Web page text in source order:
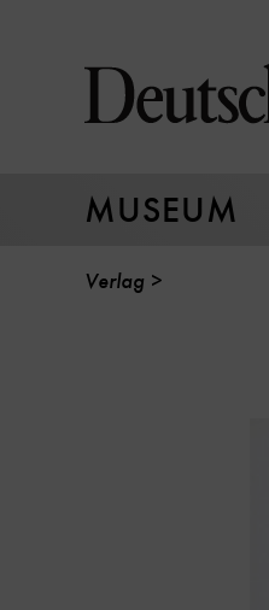
Seiteninhalt
springen
MUSEUM
Verlag